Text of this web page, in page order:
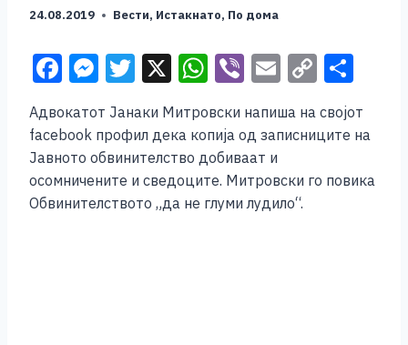
24.08.2019 Вести, Истакнато, По дома
F
c
e
b
o
M
e
ss
e
n
g
T
wi
tt
er
X W
at
s
A
p
Vi
er
E
ai
C
p
y
Li
ar
Адвокатот Јанаки Митровски напиша на својот
facebook профил дека копија од записниците на
Јавното обвинителство добиваат и
осомничените и сведоците. Митровски го повика
Обвинителството „да не глуми лудило“.